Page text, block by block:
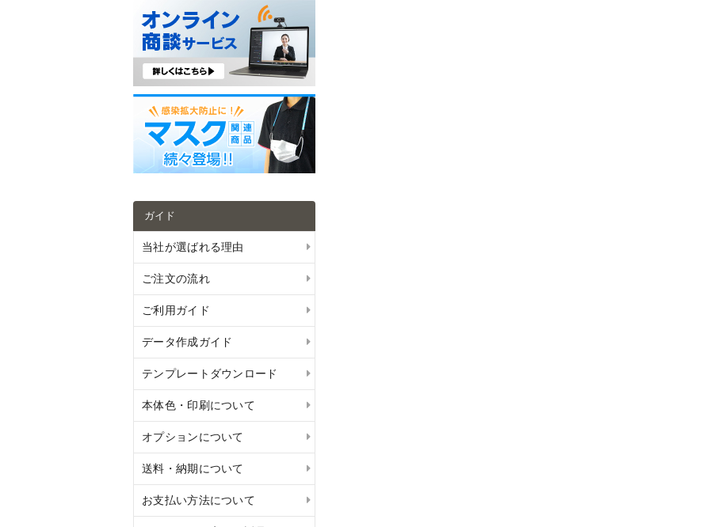
ガイド
当社が選ばれる理由
ご注文の流れ
ご利用ガイド
データ作成ガイド
テンプレートダウンロード
本体色・印刷について
オプションについて
送料・納期について
お支払い方法について